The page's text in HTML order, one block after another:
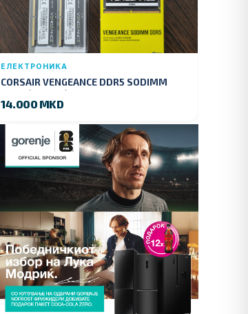
ЕЛЕКТРОНИКА
CORSAIR VENGEANCE DDR5 SODIMM
32GB (2x16GB) DDR5 4800MT/s
14.000 MKD